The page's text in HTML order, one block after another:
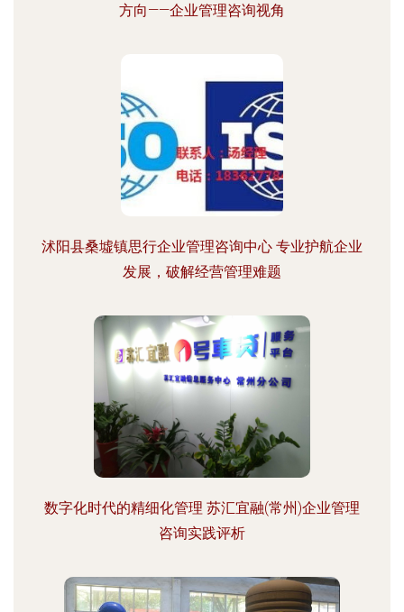
方向——企业管理咨询视角
沭阳县桑墟镇思行企业管理咨询中心 专业护航企业
发展，破解经营管理难题
数字化时代的精细化管理 苏汇宜融(常州)企业管理
咨询实践评析